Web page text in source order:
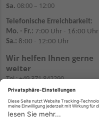
Sa. 08:00 – 12:00
Telefonische Erreichbarkeit:
Mo. - Fr.: 7:00 Uhr - 16:00 Uhr
Sa.: 8:00 - 12:00 Uhr
Wir helfen Ihnen gerne
weiter
Tel.:+49 371 842290
E-
WhatsApp